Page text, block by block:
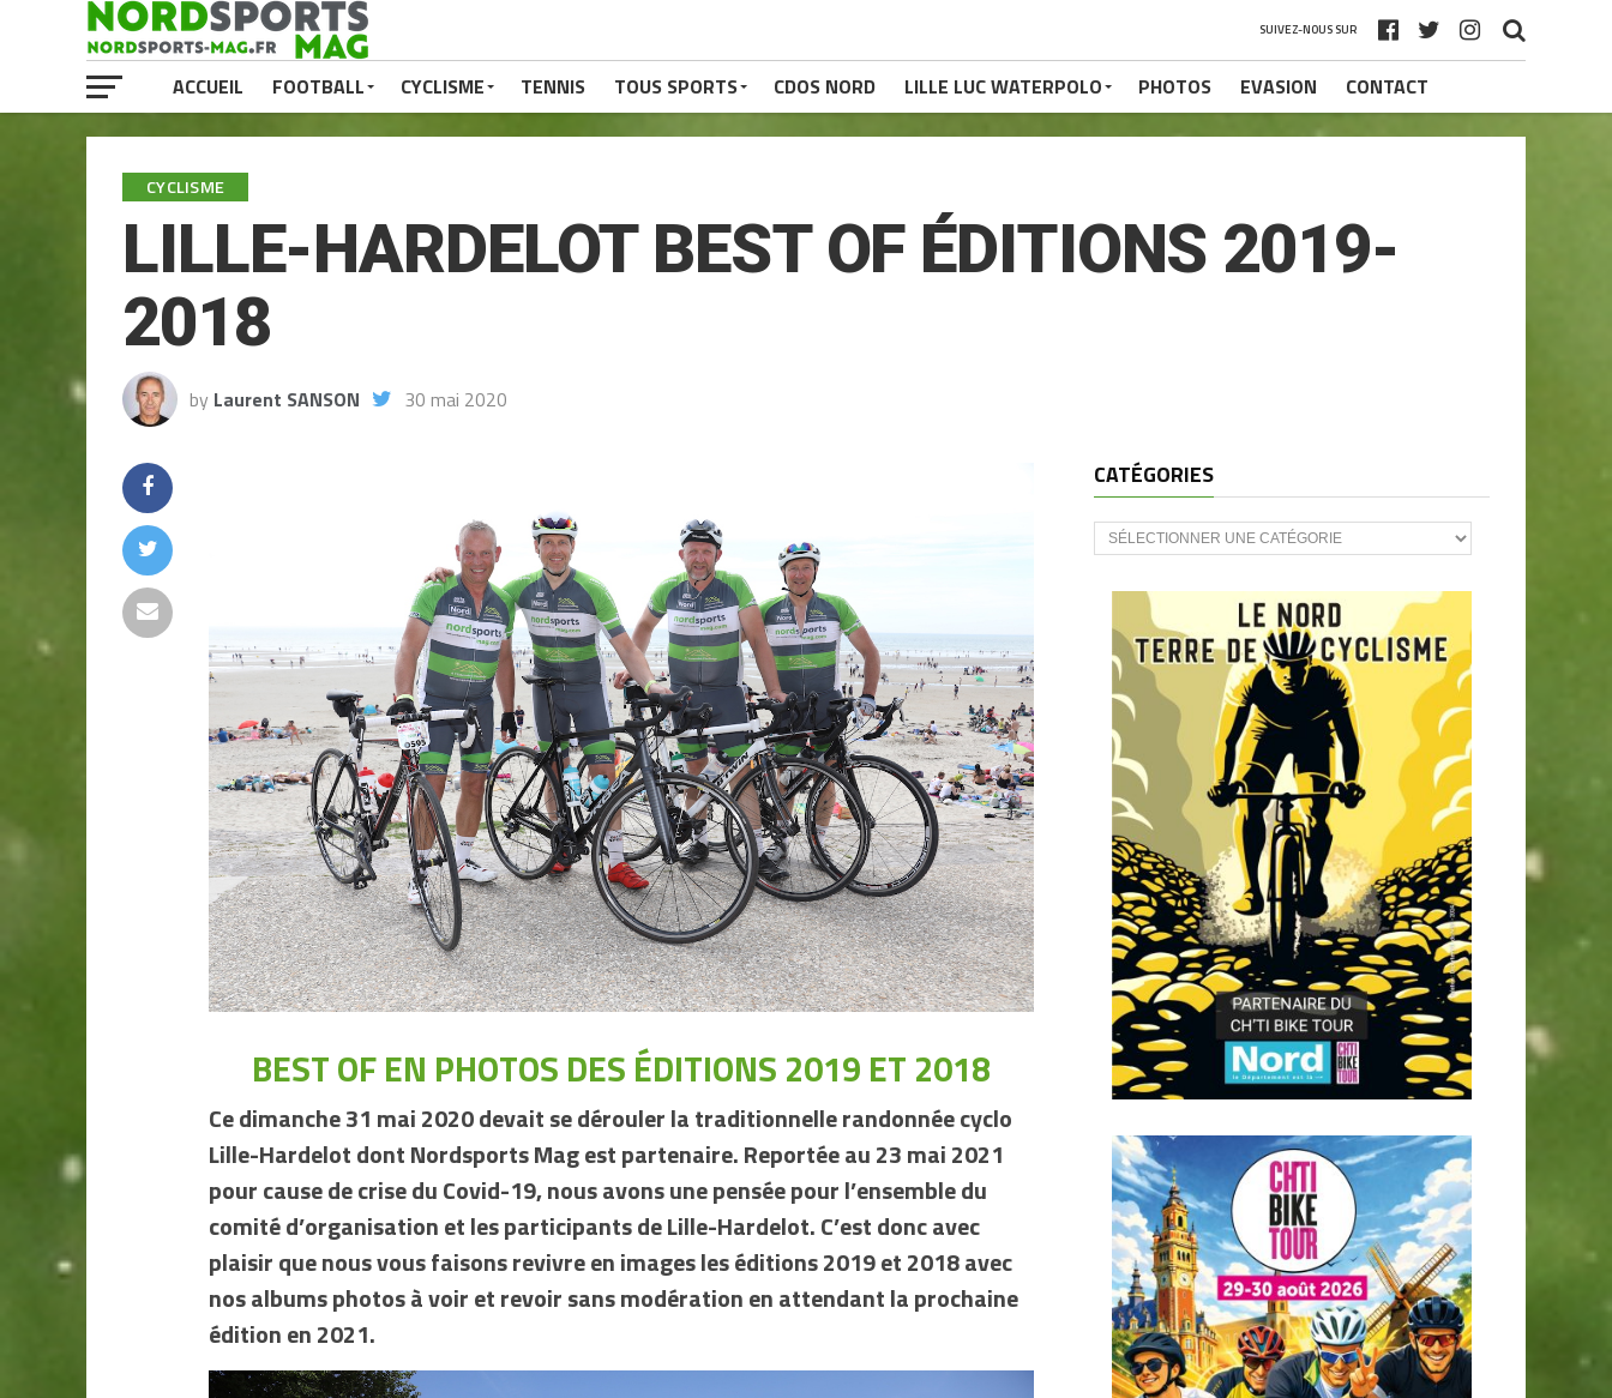
SUIVEZ-NOUS SUR
ACCUEIL FOOTBALL CYCLISME TENNIS TOUS SPORTS CDOS NORD LILLE LUC WATERPOLO PHOTOS EVASION CONTACT
CYCLISME
LILLE-HARDELOT BEST OF ÉDITIONS 2019-
2018
by Laurent SANSON 30 mai 2020
BEST OF EN PHOTOS DES ÉDITIONS 2019 ET 2018
Ce dimanche 31 mai 2020 devait se dérouler la traditionnelle randonnée cyclo
Lille-Hardelot dont Nordsports Mag est partenaire. Reportée au 23 mai 2021
pour cause de crise du Covid-19, nous avons une pensée pour l’ensemble du
comité d’organisation et les participants de Lille-Hardelot. C’est donc avec
plaisir que nous vous faisons revivre en images les éditions 2019 et 2018 avec
nos albums photos à voir et revoir sans modération en attendant la prochaine
édition en 2021.
CATÉGORIES
CATÉGORIES